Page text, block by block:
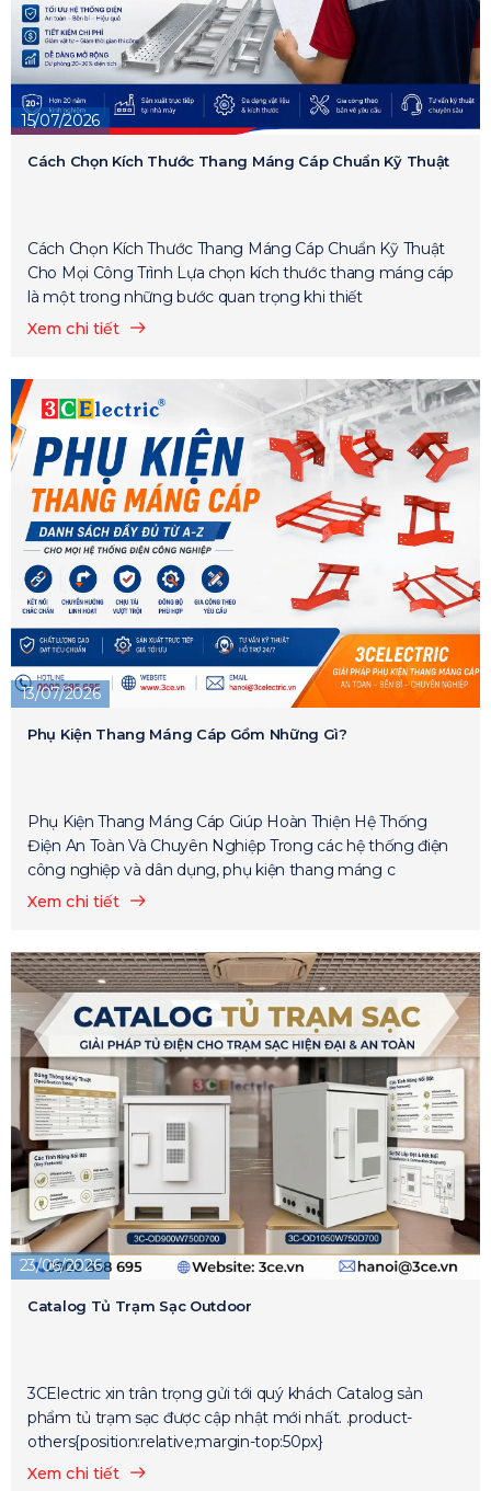
15/07/2026
Cách Chọn Kích Thước Thang Máng Cáp Chuẩn Kỹ Thuật
Cách Chọn Kích Thước Thang Máng Cáp Chuẩn Kỹ Thuật
Cho Mọi Công Trình Lựa chọn kích thước thang máng cáp
là một trong những bước quan trọng khi thiết
Xem chi tiết
13/07/2026
Phụ Kiện Thang Máng Cáp Gồm Những Gì?
Phụ Kiện Thang Máng Cáp Giúp Hoàn Thiện Hệ Thống
Điện An Toàn Và Chuyên Nghiệp Trong các hệ thống điện
công nghiệp và dân dụng, phụ kiện thang máng c
Xem chi tiết
23/06/2026
Catalog Tủ Trạm Sạc Outdoor
3CElectric xin trân trọng gửi tới quý khách Catalog sản
phẩm tủ trạm sạc được cập nhật mới nhất. .product-
others{position:relative;margin-top:50px}
Xem chi tiết